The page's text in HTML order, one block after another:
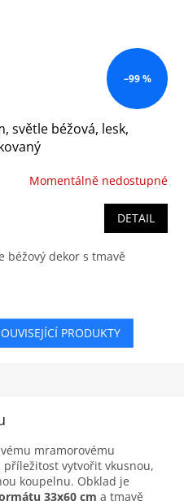
–99 %
světle béžová, lesk,
Momentálně nedostupné
DETAIL
béžový dekor s tmavě
PRODUKTY
mramorovému
vytvořit vkusnou,
koupelnu. Obklad je
33x60 cm a tmavě